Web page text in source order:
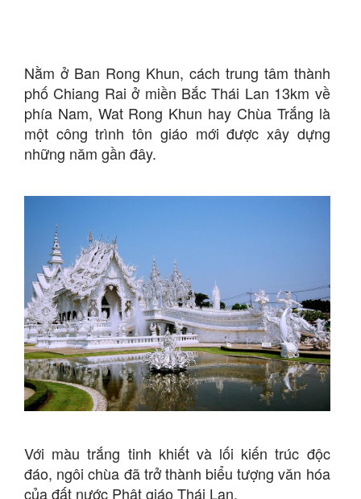
Nằm ở Ban Rong Khun, cách trung tâm thành
phố Chiang Rai ở miền Bắc Thái Lan 13km về
phía Nam, Wat Rong Khun hay Chùa Trắng là
một công trình tôn giáo mới được xây dựng
những năm gần đây.
Với màu trắng tinh khiết và lối kiến trúc độc
đáo, ngôi chùa đã trở thành biểu tượng văn hóa
của đất nước Phật giáo Thái Lan.